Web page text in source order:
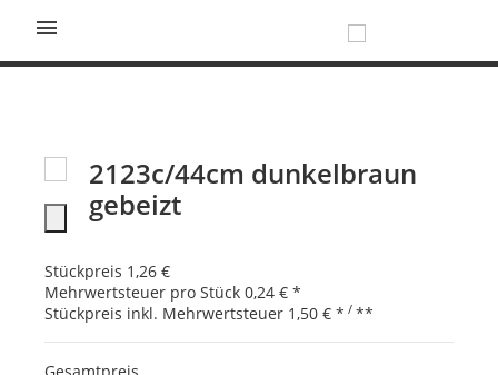

2123c/44cm dunkelbraun
gebeizt
Stückpreis 1,26 €
Mehrwertsteuer pro Stück 0,24 € *
Stückpreis inkl. Mehrwertsteuer 1,50 € * / **